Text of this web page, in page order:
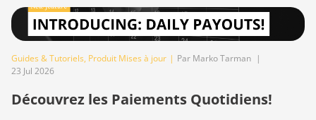
Guides & Tutoriels, Produit Mises à jour | Par Marko Tarman |
23 Jul 2026
Découvrez les Paiements Quotidiens!